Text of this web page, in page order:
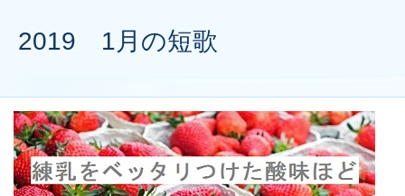
2019 1月の短歌